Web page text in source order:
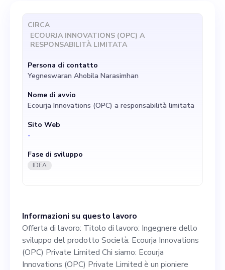
(OPC) Private Limited Chi
siamo: Ecourja Innovations
(OPC) Private Limited è un
pioniere emergente nell'uso
innovativo delle energie
rinnovabili. Unifichiamo
l'energia solare ed eolica per
generare energia dieci volte
superiore rispetto alle fonti
di appartamenti residenziali
che cercano soluzioni
energetiche sostenibili e ad
Informazioni su questo lavoro
Offerta di lavoro: Titolo di lavoro: Ingegnere dello
sviluppo del prodotto Società: Ecourja Innovations
(OPC) Private Limited Chi siamo: Ecourja
Innovations (OPC) Private Limited è un pioniere
CIRCA
ECOURJA INNOVATIONS (OPC) A
RESPONSABILITÀ LIMITATA
Persona di contatto
Yegneswaran Ahobila Narasimhan
Nome di avvio
Ecourja Innovations (OPC) a responsabilità limitata
Sito Web
-
Fase di sviluppo
IDEA